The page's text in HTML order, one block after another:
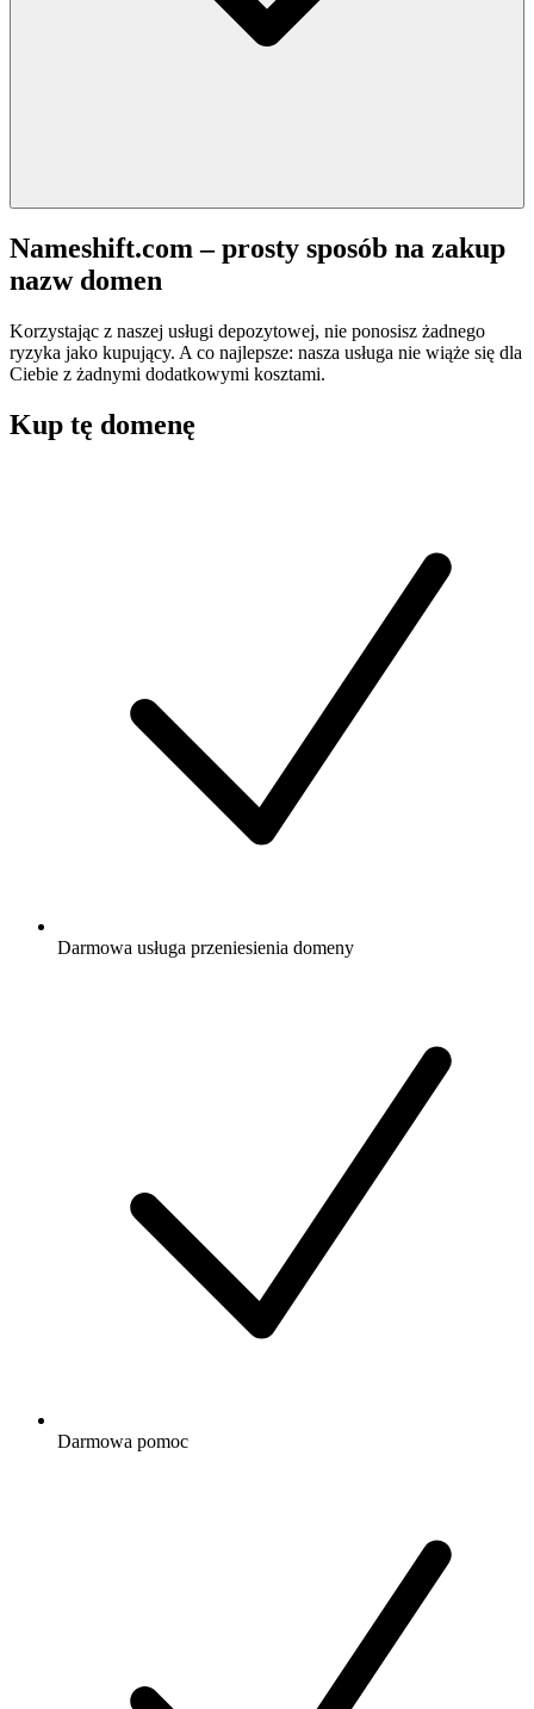
Nameshift.com – prosty sposób na zakup
nazw domen
Korzystając z naszej usługi depozytowej, nie ponosisz żadnego
ryzyka jako kupujący. A co najlepsze: nasza usługa nie wiąże się dla
Ciebie z żadnymi dodatkowymi kosztami.
Kup tę domenę
Darmowa usługa przeniesienia domeny
Darmowa pomoc